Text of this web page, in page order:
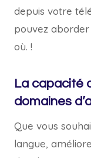
depuis votre
pouvez
où. !
La capacité
domaines
Que vous
langue,